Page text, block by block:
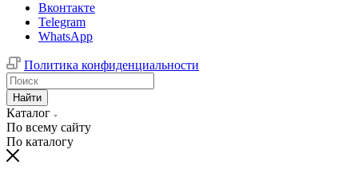
Вконтакте
Telegram
WhatsApp
Политика конфиденциальности
Найти
Каталог
По всему сайту
По каталогу